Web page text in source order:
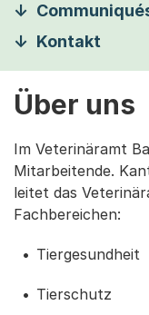
Kontakt
Über uns
Im Veterinäramt
Mitarbeitende.
leitet das
Fachbereichen:
Tiergesundheit
Tierschutz